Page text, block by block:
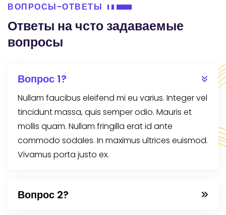
ВОПРОСЫ-ОТВЕТЫ
Ответы на чсто задаваемые
вопросы
Вопрос 1?
Nullam faucibus eleifend mi eu varius. Integer vel
tincidunt massa, quis semper odio. Mauris et
mollis quam. Nullam fringilla erat id ante
commodo sodales. In maximus ultrices euismod.
Vivamus porta justo ex.
Вопрос 2?